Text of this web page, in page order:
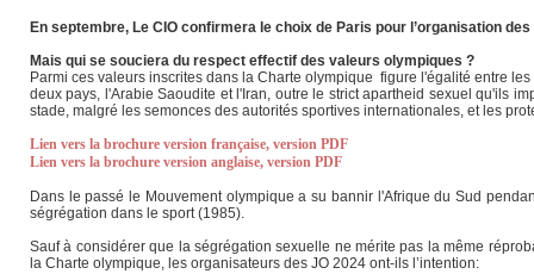
En septembre, Le CIO confirmera le choix de Paris pour l’organisation
Mais qui se souciera du respect effectif des valeurs olympiques ?
Parmi ces valeurs inscrites dans la Charte olympique figure l'égalité entre
deux pays, l'Arabie Saoudite et l'Iran, outre le strict apartheid sexuel qu'ils
stade, malgré les semonces des autorités sportives internationales, et les
Lien vers la brochure version française, version PDF
Lien vers la brochure version anglaise, version PDF
Dans le passé le Mouvement olympique a su bannir l'Afrique du Sud
ségrégation dans le sport (1985).
Sauf à considérer que la ségrégation sexuelle ne mérite pas la même
la Charte olympique, les organisateurs des JO 2024 ont-ils l’intention: